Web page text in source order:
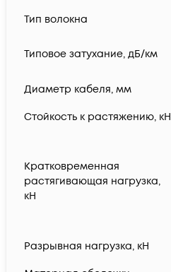
Тип волокна
Типовое затухание, дБ/км
Диаметр кабеля, мм
Стойкость к растяжению, кН
Кратковременная
растягивающая нагрузка,
кН
Разрывная нагрузка, кН